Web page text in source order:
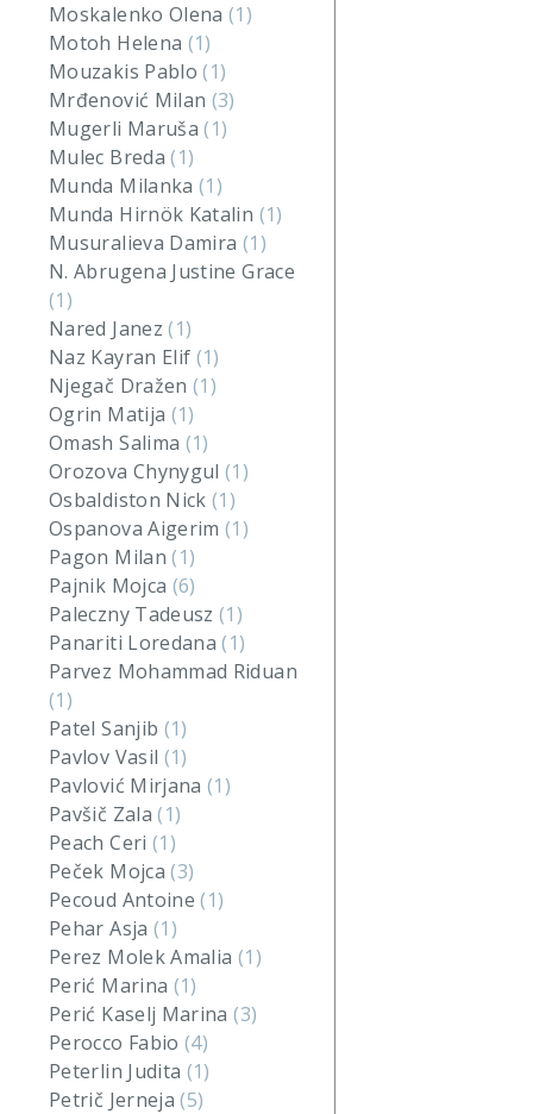
Moskalenko Olena(1)
Motoh Helena (1)
Mouzakis Pablo(1)
Mrđenović Milan (3)
Mugerli Maruša(1)
Mulec Breda(1)
Munda Milanka(1)
Munda Hirnök Katalin (1)
Musuralieva Damira (1)
N. Abrugena Justine Grace
(1)
Nared Janez(1)
Naz Kayran Elif (1)
Njegač Dražen(1)
Ogrin Matija (1)
Omash Salima (1)
Orozova Chynygul(1)
Osbaldiston Nick(1)
Ospanova Aigerim(1)
Pagon Milan(1)
Pajnik Mojca (6)
Paleczny Tadeusz(1)
Panariti Loredana(1)
Parvez Mohammad Riduan
(1)
Patel Sanjib (1)
Pavlov Vasil (1)
Pavlović Mirjana(1)
Pavšič Zala(1)
Peach Ceri (1)
Peček Mojca(3)
Pecoud Antoine(1)
Pehar Asja (1)
Perez Molek Amalia (1)
Perić Marina (1)
Perić Kaselj Marina(3)
Perocco Fabio(4)
Peterlin Judita (1)
Petrič Jerneja(5)